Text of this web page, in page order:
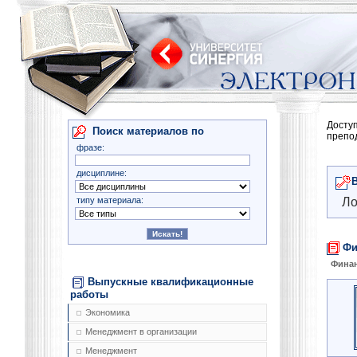
Поиск материалов по
фразе:
дисциплине:
типу материала:
Выпускные квалификационные
работы
Экономика
Менеджмент в организации
Менеджмент